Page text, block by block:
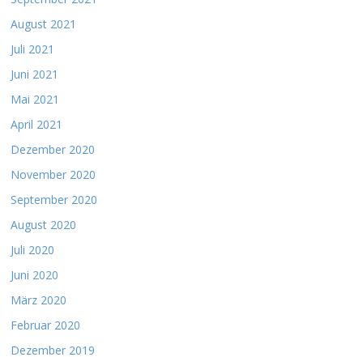
August 2021
Juli 2021
Juni 2021
Mai 2021
April 2021
Dezember 2020
November 2020
September 2020
August 2020
Juli 2020
Juni 2020
März 2020
Februar 2020
Dezember 2019